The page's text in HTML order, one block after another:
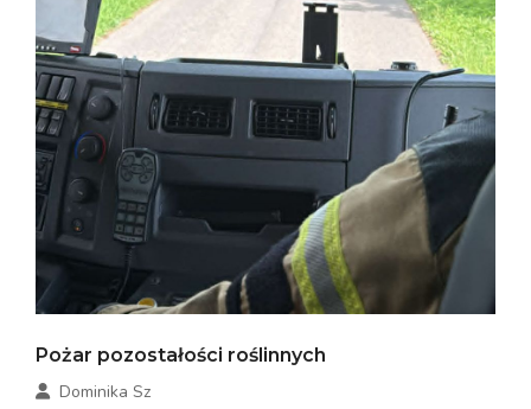
Pożar pozostałości roślinnych
Dominika Sz